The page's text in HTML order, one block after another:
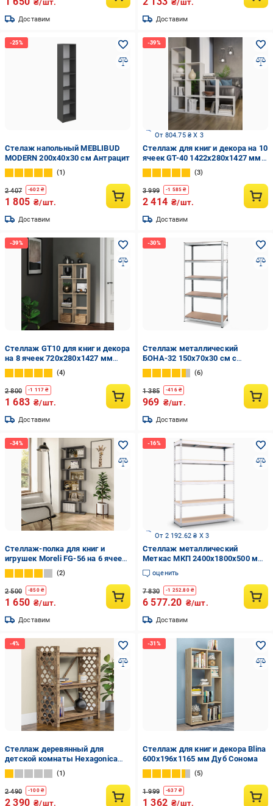
₴/шт.
Доставим
₴/шт.
Доставим
Стелаж напольный MEBLIBUD
MODERN 200х40х30 см Антрацит
1
2 407 -602₴
1 805 ₴/шт.
Доставим
От 804.75 ₴ X 3
Стеллаж для книг и декора на 10
ячеек GT-40 1422х280х1427 мм
Белый (20319082)
3
3 999 -1 585 ₴
2 414 ₴/шт.
Доставим
Стеллаж GT10 для книг и декора
на 8 ячеек 720х280х1427 мм
ДСП 16 мм Дуб Сонома
(20320160)
4
2 800 -1 117 ₴
1 683 ₴/шт.
Доставим
Стеллаж металлический
БОНА-32 150х70х30 см с
оцинкованным покрытием на 5
полок с МДФ (32)
6
1 385 -416₴
969 ₴/шт.
Доставим
Стеллаж-полка для книг и
игрушек Moreli FG-56 на 6 ячеек
700x1920x238 мм
Антрацитовый
2
2 500 -850₴
1 650 ₴/шт.
Доставим
От 2 192.62 ₴ X 3
Стеллаж металлический
Меткас МКП 2400x1800x500 мм
300 кг/полку (МКП-30)
оценить
7 830 -1 252.80₴
6 577.20 ₴/шт.
Доставим
Стеллаж деревянный для
детской комнаты Hexagonica
Mermaid на 3 полки 900x750x365
мм (111040)
1
2 490 -100₴
2 390 ₴/шт.
Стеллаж для книг и декора Blina
600х196х1165 мм Дуб Сонома
5
1 999 -637₴
1 362 ₴/шт.